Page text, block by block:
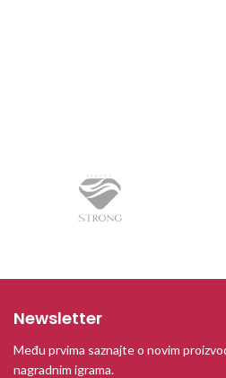
Newsletter
Među prvima saznajte o novim
nagradnim igrama.